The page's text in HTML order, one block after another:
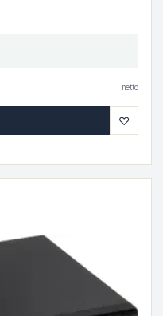
netto
♡